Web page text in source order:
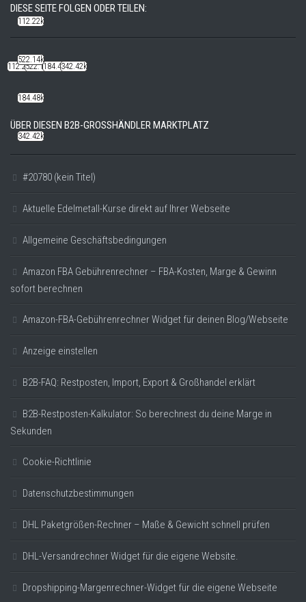
DIESE SEITE FOLGEN ODER TEILEN:
112.22k522.14k184.48k342.42k
ÜBER DIESEN B2B-GROSSHÄNDLER MARKTPLATZ
#20780 (kein Titel)
Aktuelle Edelmetall-Kurse direkt auf Ihrer Webseite
Allgemeine Geschäftsbedingungen
Amazon FBA Gebührenrechner – FBA-Kosten, Marge & Gewinn
sofort berechnen
Amazon-FBA-Gebührenrechner Widget für deinen Blog/Webseite
Anzeige einstellen
B2B-FAQ: Restposten, Import, Export & Großhandel erklärt
B2B-Restposten-Kalkulator: So berechnest du deine Marge in
Sekunden
Cookie-Richtlinie
Datenschutzbestimmungen
DHL Paketgrößen-Rechner – Maße & Gewicht schnell prüfen
DHL-Versandrechner Widget für die eigene Website.
Dropshipping-Margenrechner-Widget für die eigene Webseite
112.22k
522.14k
184.48k
342.42k